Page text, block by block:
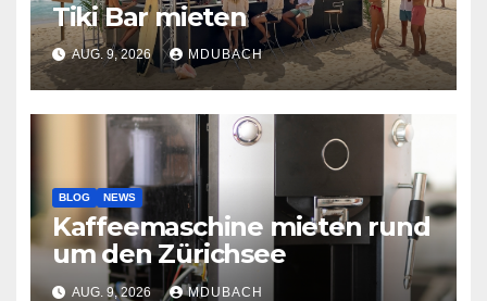
Tiki Bar mieten
AUG. 9, 2026 MDUBACH
BLOG NEWS
Kaffeemaschine mieten rund
um den Zürichsee
AUG. 9, 2026 MDUBACH